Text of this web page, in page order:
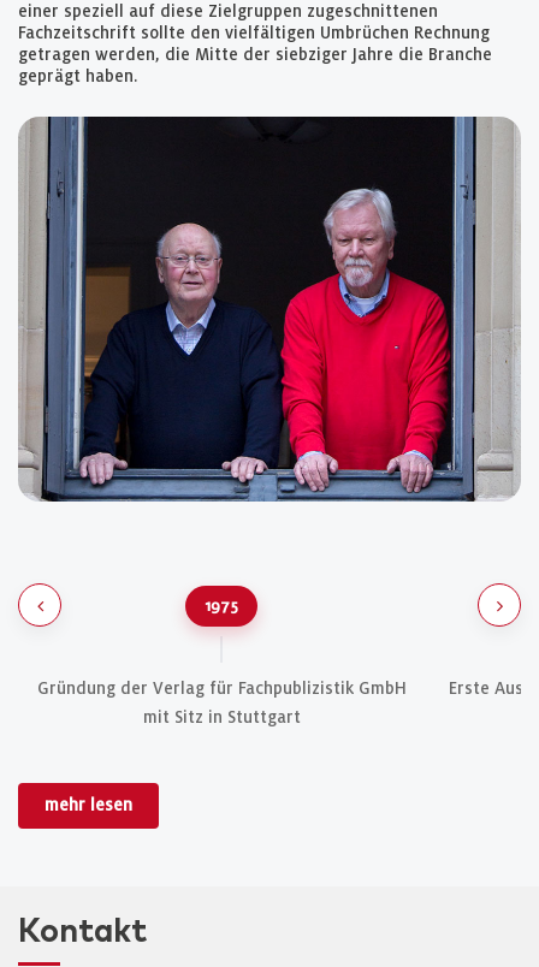
einer speziell auf diese Zielgruppen zugeschnittenen
Fachzeitschrift sollte den vielfältigen Umbrüchen Rechnung
getragen werden, die Mitte der siebziger Jahre die Branche
geprägt haben.
1975
Gründung der Verlag für Fachpublizistik GmbH
mit Sitz in Stuttgart
Erste
mehr lesen
Kontakt